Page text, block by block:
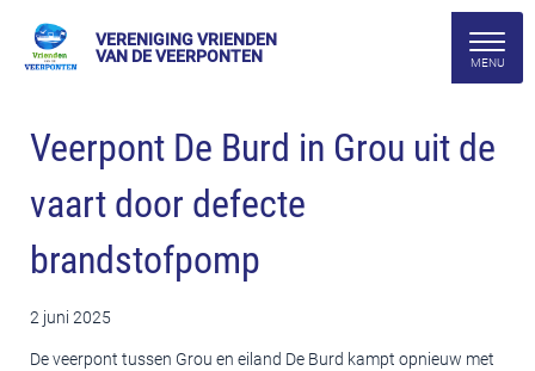
VERENIGING VRIENDEN
VAN DE VEERPONTEN
Veerpont De Burd in Grou uit de
vaart door defecte
brandstofpomp
2 juni 2025
De veerpont tussen Grou en eiland De Burd kampt opnieuw met